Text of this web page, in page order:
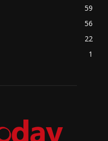
59
56
22
1